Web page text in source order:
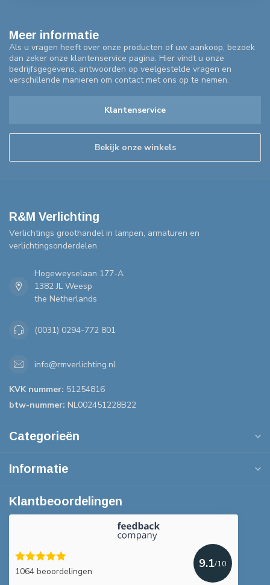
Meer informatie
Als u vragen heeft over onze producten of uw aankoop, bezoek
dan zeker onze klantenservice pagina. Hier vindt u onze
bedrijfsgegevens, antwoorden op veelgestelde vragen en
verschillende manieren om contact met ons op te nemen.
Klantenservice
Bekijk onze winkels
R&M Verlichting
Verlichtings groothandel in lampen, armaturen en
verlichtingsonderdelen
Hogeweyselaan 177-A
1382 JL Weesp
the Netherlands
(0031) 0294-772 801
info@rmverlichting.nl
KVK nummer: 51254816
btw-nummer: NL002451228B22
Categorieën
Informatie
Klantbeoordelingen
1064 beoordelingen
9.1/10